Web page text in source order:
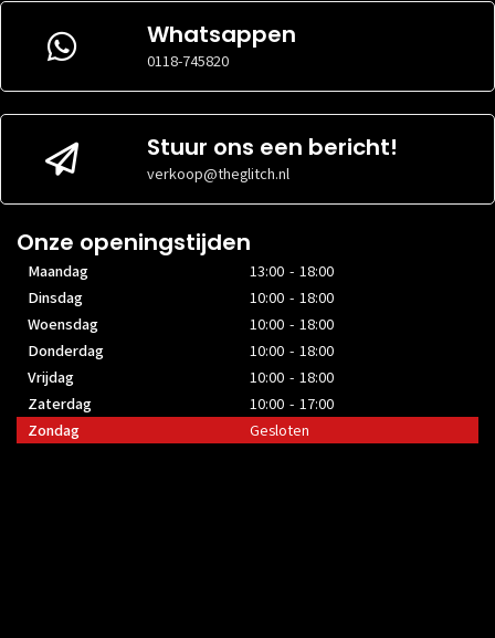
AANSLUITINGEN
1x DVI-D
AANSLUITINGEN
1x HDMI 1.4a
AANSLUITINGEN
0x
AANSLUITINGEN
AANSLUITINGEN
1x HDMI 2.1b
USB-C
AANSLUITINGEN
VGA
Whatsappen
0118-745820
Stuur ons een bericht!
verkoop@theglitch.nl
Onze openingstijden
Maandag
13:00 - 18:00
Dinsdag
10:00 - 18:00
Woensdag
10:00 - 18:00
Donderdag
10:00 - 18:00
Vrijdag
10:00 - 18:00
Zaterdag
10:00 - 17:00
Zondag
Gesloten